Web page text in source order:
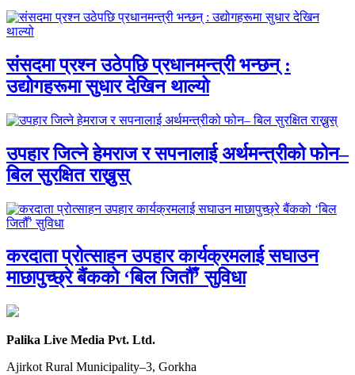
संसदमा प्रश्न उठेपछि प्रधानमन्त्री भन्छन् :
उद्योगहरूमा सुधार देखिन थाल्यो
उपहार जित्ने हेमराज र सपनालाई अर्थमन्त्रीको फोन–
बिल सुरक्षित राख्नुस्
करदाता प्रोत्साहन उपहार कार्यक्रमलाई सघाउन
माछापुच्छ्रे बैंकको ‘बिल जितौँ’ सुविधा
Palika Live Media Pvt. Ltd.
Ajirkot Rural Municipality–3, Gorkha